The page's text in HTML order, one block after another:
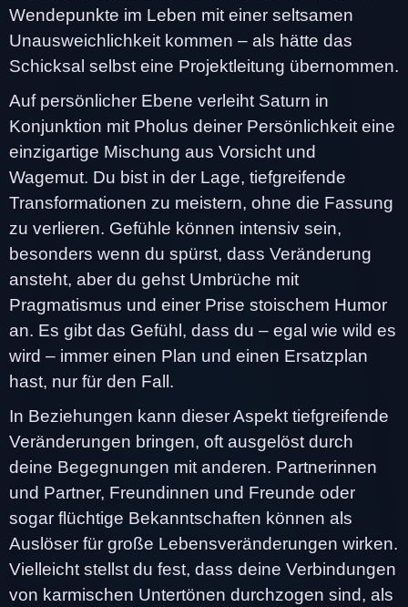
Wendepunkte im Leben mit einer seltsamen
Unausweichlichkeit kommen – als hätte das
Schicksal selbst eine Projektleitung übernommen.
Auf persönlicher Ebene verleiht Saturn in
Konjunktion mit Pholus deiner Persönlichkeit eine
einzigartige Mischung aus Vorsicht und
Wagemut. Du bist in der Lage, tiefgreifende
Transformationen zu meistern, ohne die Fassung
zu verlieren. Gefühle können intensiv sein,
besonders wenn du spürst, dass Veränderung
ansteht, aber du gehst Umbrüche mit
Pragmatismus und einer Prise stoischem Humor
an. Es gibt das Gefühl, dass du – egal wie wild es
wird – immer einen Plan und einen Ersatzplan
hast, nur für den Fall.
In Beziehungen kann dieser Aspekt tiefgreifende
Veränderungen bringen, oft ausgelöst durch
deine Begegnungen mit anderen. Partnerinnen
und Partner, Freundinnen und Freunde oder
sogar flüchtige Bekanntschaften können als
Auslöser für große Lebensveränderungen wirken.
Vielleicht stellst du fest, dass deine Verbindungen
von karmischen Untertönen durchzogen sind, als